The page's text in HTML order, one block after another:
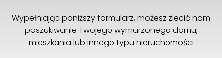
Wypełniając poniższy formularz, możesz zlecić nam
poszukiwanie Twojego wymarzonego domu,
mieszkania lub innego typu nieruchomości